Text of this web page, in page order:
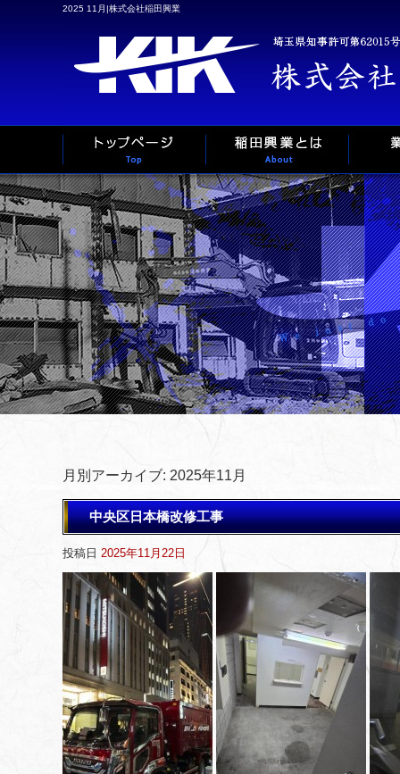
2025 11月|株式会社稲田興業
月別アーカイブ: 2025年11月
中央区日本橋改修工事
投稿日 2025年11月22日